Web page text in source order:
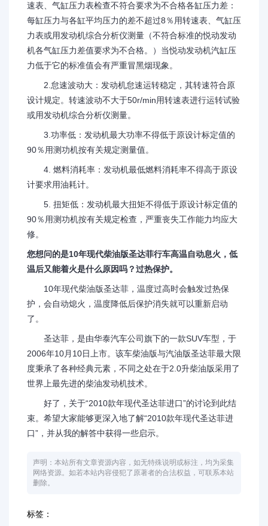
速表、气缸压力表检查不符合要求为不合格各缸压力差：
每缸压力与各缸平均压力的差不超过8％用转速表、气缸压
力表或用发动机综合分析仪测量（不符合标准的悦动发动
机各气缸压力差值要求为不合格。）当悦动发动机汽缸压
力低于它的标准值会有严重冒黑烟现象。
2.怠速波动大：发动机怠速运转稳定，其转速符合原
设计规定。转速波动不大于50r/min用转速表进行运转试验
或用发动机综合分析仪测量。
3.功率低：发动机最大功率不得低于原设计标定值的
90％用测功机按有关规定测量值。
4. 燃料消耗率：发动机最低燃料消耗率不得高于原设
计要求用油耗计。
5. 扭矩低：发动机最大扭矩不得低于原设计标定值的
90％用测功机按有关规定检查，严重丧失工作能力均应大
修。
您想问的是10年现代柴油版圣达菲行车高温自动息火，低
温后又能着火是什么原因吗？过热保护。
10年现代柴油版圣达菲，温度过高时会触发过热保
护，会自动熄火，温度降低后保护消失就可以重新启动
了。
圣达菲，是由华泰汽车公司旗下的一款SUV车型，于
2006年10月10日上市。该车柴油版与汽油版圣达菲最大限
度秉承了各种经典元素，不同之处在于2.0升柴油版采用了
世界上最先进的柴油发动机技术。
好了，关于“2010款年现代圣达菲进口”的讨论到此结
束。希望大家能够更深入地了解“2010款年现代圣达菲进
口”，并从我的解答中获得一些启示。
声明：本站所有文章资源内容，如无特殊说明或标注，均为采集
网络资源。如若本站内容侵犯了原著者的合法权益，可联系本站
删除。
标签：